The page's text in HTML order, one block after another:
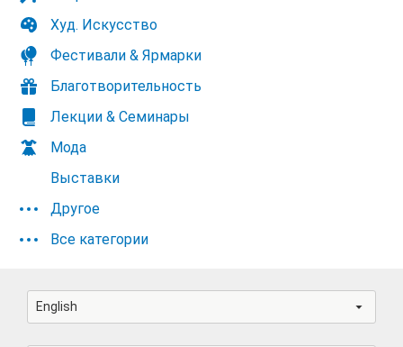
Худ. Искусство
Фестивали & Ярмарки
Благотворительность
Лекции & Семинары
Мода
Выставки
Другое
Все категории
English